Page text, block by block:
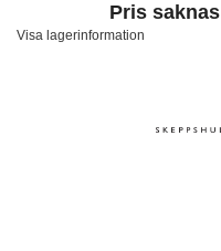
Pris saknas
Visa lagerinformation